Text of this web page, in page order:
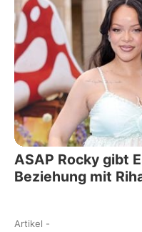
ASAP Rocky gibt
Beziehung mit
Artikel -